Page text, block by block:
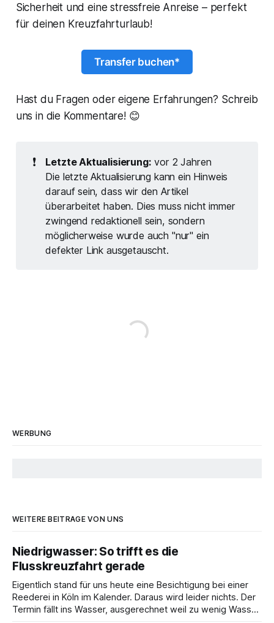
Sicherheit und eine stressfreie Anreise – perfekt
für deinen Kreuzfahrturlaub!
Transfer buchen*
Hast du Fragen oder eigene Erfahrungen? Schreib
uns in die Kommentare! 😊
❗ Letzte Aktualisierung: vor 2 Jahren
Die letzte Aktualisierung kann ein Hinweis
darauf sein, dass wir den Artikel
überarbeitet haben. Dies muss nicht immer
zwingend redaktionell sein, sondern
möglicherweise wurde auch "nur" ein
defekter Link ausgetauscht.
WERBUNG
WEITERE BEITRÄGE VON UNS
Niedrigwasser: So trifft es die
Flusskreuzfahrt gerade
Eigentlich stand für uns heute eine Besichtigung bei einer
Reederei in Köln im Kalender. Daraus wird leider nichts. Der
Termin fällt ins Wasser, ausgerechnet weil zu wenig Wasser